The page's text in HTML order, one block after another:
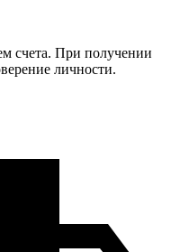
счета. При получении
личности.